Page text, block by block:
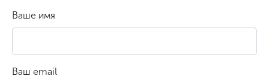
Ваше имя
Ваш email